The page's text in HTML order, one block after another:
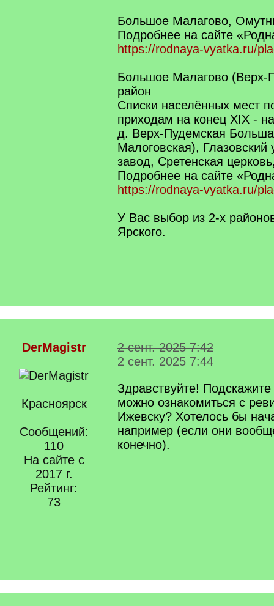
Большое Малагово,
Подробнее на сайте
https://rodnaya-vyatka.ru/
Большое Малагово (Верх-
район
Списки населённых мест
приходам на конец XIX -
д. Верх-Пудемская
Малоговская), Глазовский
завод, Сретенская
Подробнее на сайте
https://rodnaya-vyatka.ru/
У Вас выбор из 2-х
Ярского.
DerMagistr
Красноярск
Сообщений:
110
На сайте с
2017 г.
Рейтинг:
73
2 сент. 2025 7:42
2 сент. 2025 7:44
Здравствуйте!
можно ознакомиться с
Ижевску? Хотелось бы
например (если они
конечно).